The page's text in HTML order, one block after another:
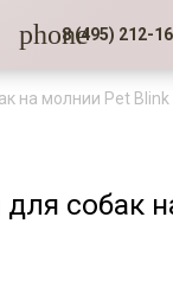
phone8 (495) 212-
на молнии Pet Blink
для собак